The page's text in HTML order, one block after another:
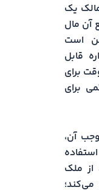
یک
آن مال
است
قابل
برای
برای
آن،
از ملک